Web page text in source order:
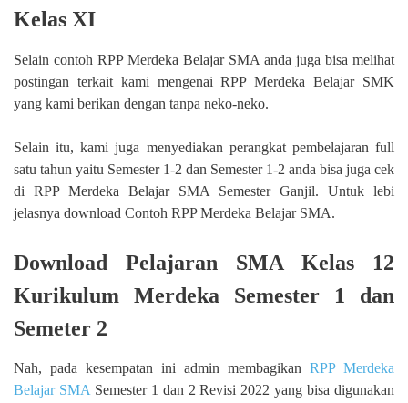
Kelas XI
Selain contoh RPP Merdeka Belajar SMA anda juga bisa melihat
postingan terkait kami mengenai RPP Merdeka Belajar SMK
yang kami berikan dengan tanpa neko-neko.
Selain itu, kami juga menyediakan perangkat pembelajaran full
satu tahun yaitu Semester 1-2 dan Semester 1-2 anda bisa juga cek
di RPP Merdeka Belajar SMA Semester Ganjil. Untuk lebi
jelasnya download Contoh RPP Merdeka Belajar SMA.
Download Pelajaran SMA Kelas 12
Kurikulum Merdeka Semester 1 dan
Semeter 2
Nah, pada kesempatan ini admin membagikan RPP Merdeka
Belajar SMA Semester 1 dan 2 Revisi 2022 yang bisa digunakan